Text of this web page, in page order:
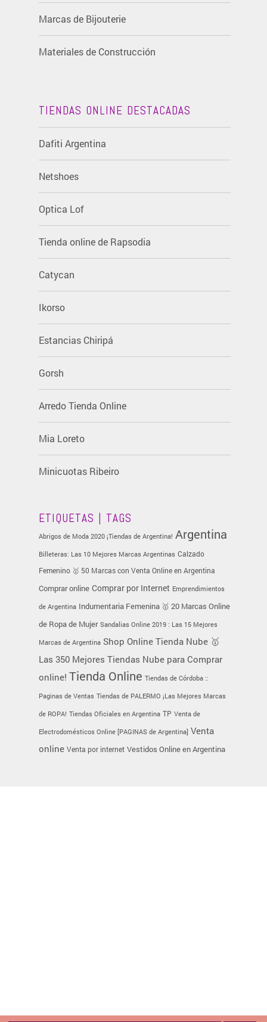
Marcas de Bijouterie
Materiales de Construcción
TIENDAS ONLINE DESTACADAS
Dafiti Argentina
Netshoes
Optica Lof
Tienda online de Rapsodia
Catycan
Ikorso
Estancias Chiripá
Gorsh
Arredo Tienda Online
Mia Loreto
Minicuotas Ribeiro
ETIQUETAS | TAGS
Abrigos de Moda 2020 ¡Tiendas de Argentina! Argentina
Billeteras: Las 10 Mejores Marcas Argentinas Calzado
Femenino 🥇 50 Marcas con Venta Online en Argentina
Comprar online Comprar por Internet Emprendimientos
de Argentina Indumentaria Femenina 🥇 20 Marcas Online
de Ropa de Mujer Sandalias Online 2019 : Las 15 Mejores
Marcas de Argentina Shop Online Tienda Nube 🥇
Las 350 Mejores Tiendas Nube para Comprar
online! Tienda Online Tiendas de Córdoba ::
Paginas de Ventas Tiendas de PALERMO ¡Las Mejores Marcas
de ROPA! Tiendas Oficiales en Argentina TP Venta de
Electrodomésticos Online [PAGINAS de Argentina] Venta
online Venta por internet Vestidos Online en Argentina